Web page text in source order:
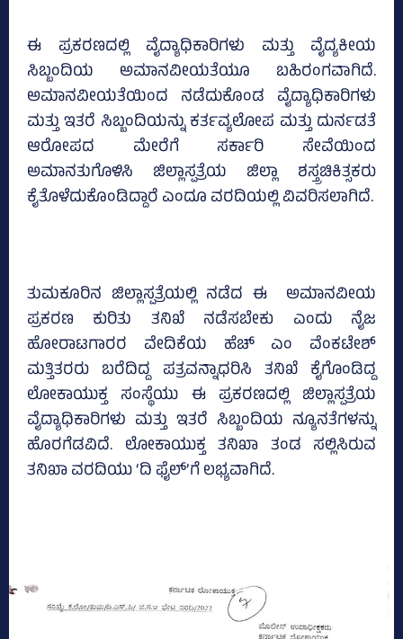
ಈ ಪ್ರಕರಣದಲ್ಲಿ ವೈದ್ಯಾಧಿಕಾರಿಗಳು ಮತ್ತು ವೈದ್ಯಕೀಯ
ಸಿಬ್ಬಂದಿಯ ಅಮಾನವೀಯತೆಯೂ ಬಹಿರಂಗವಾಗಿದೆ.
ಅಮಾನವೀಯತೆಯಿಂದ ನಡೆದುಕೊಂಡ ವೈದ್ಯಾಧಿಕಾರಿಗಳು
ಮತ್ತು ಇತರೆ ಸಿಬ್ಬಂದಿಯನ್ನು ಕರ್ತವ್ಯಲೋಪ ಮತ್ತು ದುರ್ನಡತೆ
ಆರೋಪದ ಮೇರೆಗೆ ಸರ್ಕಾರಿ ಸೇವೆಯಿಂದ
ಅಮಾನತುಗೊಳಿಸಿ ಜಿಲ್ಲಾಸ್ಪತ್ರೆಯ ಜಿಲ್ಲಾ ಶಸ್ತ್ರಚಿಕಿತ್ಸಕರು
ಕೈತೊಳೆದುಕೊಂಡಿದ್ದಾರೆ ಎಂದೂ ವರದಿಯಲ್ಲಿ ವಿವರಿಸಲಾಗಿದೆ.
ತುಮಕೂರಿನ ಜಿಲ್ಲಾಸ್ಪತ್ರೆಯಲ್ಲಿ ನಡೆದ ಈ ಅಮಾನವೀಯ
ಪ್ರಕರಣ ಕುರಿತು ತನಿಖೆ ನಡೆಸಬೇಕು ಎಂದು ನೈಜ
ಹೋರಾಟಗಾರರ ವೇದಿಕೆಯ ಹೆಚ್‌ ಎಂ ವೆಂಕಟೇಶ್‌
ಮತ್ತಿತರರು ಬರೆದಿದ್ದ ಪತ್ರವನ್ನಾಧರಿಸಿ ತನಿಖೆ ಕೈಗೊಂಡಿದ್ದ
ಲೋಕಾಯುಕ್ತ ಸಂಸ್ಥೆಯು ಈ ಪ್ರಕರಣದಲ್ಲಿ ಜಿಲ್ಲಾಸ್ಪತ್ರೆಯ
ವೈದ್ಯಾಧಿಕಾರಿಗಳು ಮತ್ತು ಇತರೆ ಸಿಬ್ಬಂದಿಯ ನ್ಯೂನತೆಗಳನ್ನು
ಹೊರಗೆಡವಿದೆ. ಲೋಕಾಯುಕ್ತ ತನಿಖಾ ತಂಡ ಸಲ್ಲಿಸಿರುವ
ತನಿಖಾ ವರದಿಯು ‘ದಿ ಫೈಲ್‌’ಗೆ ಲಭ್ಯವಾಗಿದೆ.